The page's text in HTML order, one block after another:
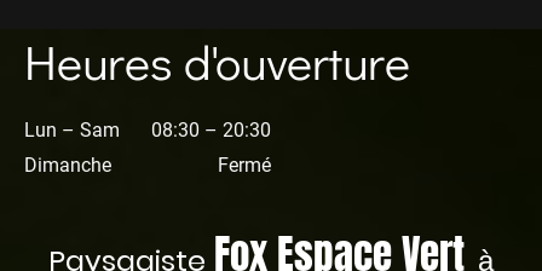
Heures d'ouverture
Lun – Sam
08:30 – 20:30
Dimanche
Fermé
Paysagiste Fox Espace Vert à